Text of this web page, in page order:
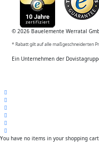
© 2026 Bauelemente Werratal
* Rabatt gilt auf alle maßgeschneiderten
Ein Unternehmen der
You have no items in your shopping cart